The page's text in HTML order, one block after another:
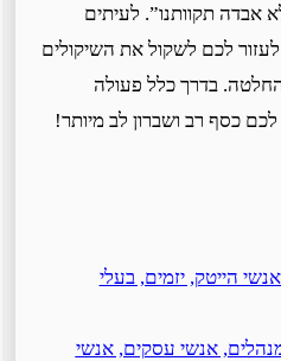
אבדה תקוותנו”. לעיתים
לכם לשקול את השיקולים
החלטה. בדרך כלל פעולה
כסף רב ושברון לב מיותר!
הייטק, יזמים, בעלי
אנשי עסקים, אנשי